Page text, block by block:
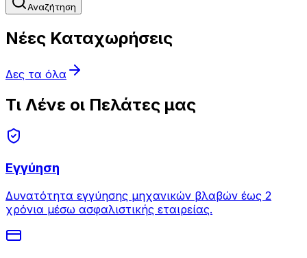
Αναζήτηση
Νέες Καταχωρήσεις
Δες τα όλα
Τι Λένε οι Πελάτες μας
Εγγύηση
Δυνατότητα εγγύησης μηχανικών βλαβών έως 2
χρόνια μέσω ασφαλιστικής εταιρείας.